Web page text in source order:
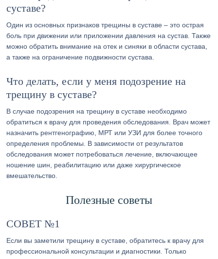
суставе?
Один из основных признаков трещины в суставе – это острая
боль при движении или приложении давления на сустав. Также
можно обратить внимание на отек и синяки в области сустава,
а также на ограничение подвижности сустава.
Что делать, если у меня подозрение на
трещину в суставе?
В случае подозрения на трещину в суставе необходимо
обратиться к врачу для проведения обследования. Врач может
назначить рентгенографию, МРТ или УЗИ для более точного
определения проблемы. В зависимости от результатов
обследования может потребоваться лечение, включающее
ношение шин, реабилитацию или даже хирургическое
вмешательство.
Полезные советы
СОВЕТ №1
Если вы заметили трещину в суставе, обратитесь к врачу для
профессиональной консультации и диагностики. Только